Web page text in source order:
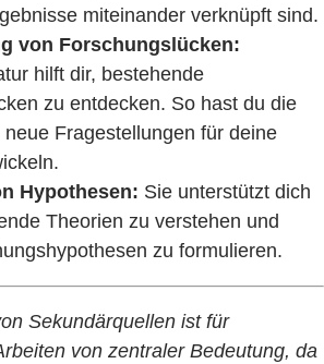
miteinander verknüpft sind.
von Forschungslücken:
hilft dir, bestehende
zu entdecken. So hast du die
Fragestellungen für deine
Hypothesen: Sie unterstützt dich
Theorien zu verstehen und
zu formulieren.
Sekundärquellen ist für
von zentraler Bedeutung, da